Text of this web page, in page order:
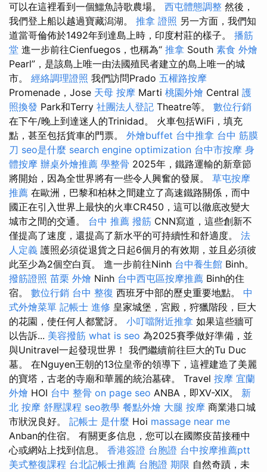
可以在這裡看到一個鱷魚詩歌農場。 西屯體態調整 然後，
我們登上船以越過寶藏潟湖。 推拿 證照 另一方面，我們知
道當哥倫佈於1492年到達島上時，印度村莊的樣子。 播筋
堂 進一步前往Cienfuegos，也稱為“ 推拿 South 素食 外燴
Pearl”，是該島上唯一由法國殖民者建立的島上唯一的城
市。 經絡調理證照 我們訪問Prado 五權路按摩
Promenade，Jose 天母 按摩 Marti 桃園外燴 Central 護
照換發 Park和Terry 社團法人登記 Theatre等。 數位行銷
在下午/晚上到達迷人的Trinidad。 火車包括WiFi，填充
點，甚至包括貨車的門票。 外燴buffet 台中推拿 台中 筋膜
刀 seo是什麼 search engine optimization 台中市按摩 身
體按摩 辦桌外燴推薦 學整骨 2025年，鐵路運輸的新章節
將開始，因為全世界將有一些令人興奮的發展。 草屯按摩
推薦 在歐洲，巴黎和柏林之間建立了高速鐵路關係，而中
國正在引入世界上最快的火車CR450，這可以徹底改變大
城市之間的交通。 台中 推薦 撥筋 CNN寫道，這些創新不
僅提高了速度，還提高了新水平的可持續性和舒適度。 法
人定義 護照必須從退貨之日起6個月的有效期，並且必須彼
此至少為2個空白頁。 進一步前往Ninh 台中養生館 Binh。
撥筋證照 苗栗 外燴 Ninh 台中西屯區按摩推薦 Binh的住
宿。 數位行銷 台中 整復 西班牙中部的歷史重要地點。 中
式外燴菜單 記帳士 進修 皇家城堡，宮殿，狩獵階段，巨大
的花園，使任何人都驚訝。 小叮噹附近推拿 如果這些牆可
以告訴... 美容撥筋 what is seo 為2025賽季做好準備，並
與Unitravel一起發現世界！ 我們繼續前往巨大的Tu Duc
墓。 在Nguyen王朝的13位皇帝的領導下，這裡建造了美麗
的寶塔，古老的寺廟和華麗的統治墓碑。 Travel 按摩 宜蘭
外燴 HOI 台中 整骨 on page seo ANBA，即XV-XIX。 新
北 按摩 舒壓課程 seo教學 餐點外燴 大腿 按摩 商業港口城
市狀況良好。 記帳士 是什麼 Hoi massage near me
Anban的住宿。 有關更多信息，您可以在國際疫苗接種中
心或網站上找到信息。 香港簽證 台胞證 台中按摩推薦ptt
美式整復課程 台北記帳士推薦 台胞證 期限 自然奇蹟，未